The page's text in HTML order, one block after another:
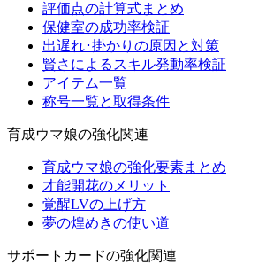
評価点の計算式まとめ
保健室の成功率検証
出遅れ･掛かりの原因と対策
賢さによるスキル発動率検証
アイテム一覧
称号一覧と取得条件
育成ウマ娘の強化関連
育成ウマ娘の強化要素まとめ
才能開花のメリット
覚醒LVの上げ方
夢の煌めきの使い道
サポートカードの強化関連